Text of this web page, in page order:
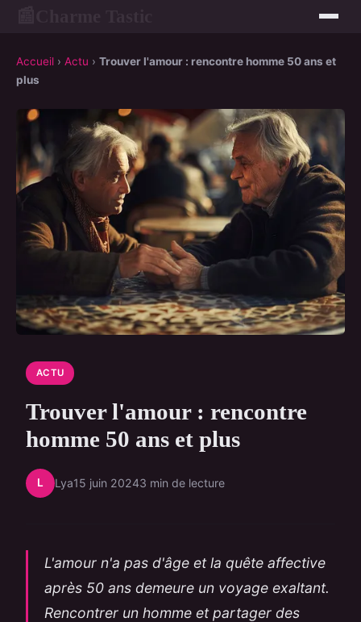
Accueil › Actu › Trouver l'amour : rencontre homme 50 ans et
plus
ACTU
Trouver l'amour : rencontre
homme 50 ans et plus
L Lya15 juin 20243 min de lecture
L'amour n'a pas d'âge et la quête affective
après 50 ans demeure un voyage exaltant.
Rencontrer un homme et partager des